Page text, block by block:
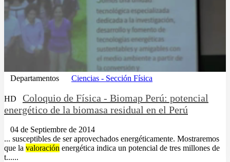
Departamentos Ciencias - Sección Física
HD
Coloquio de Física - Biomap Perú: potencial
energético de la biomasa residual en el Perú
04 de Septiembre de 2014
... susceptibles de ser aprovechados energéticamente. Mostraremos
que la valoración energética indica un potencial de tres millones de
t......